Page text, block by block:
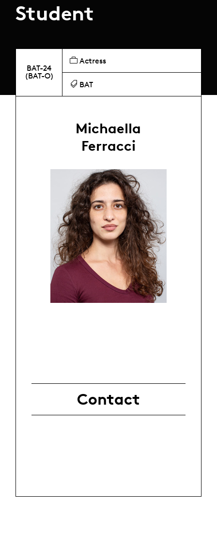
Student
BAT-24
(BAT-O)
Actress
BAT
Michaella
Ferracci
Contact